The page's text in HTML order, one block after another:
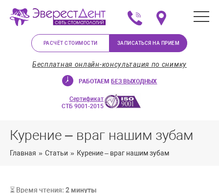
+375 (29) 623-72-37
Мы на карте в
РАСЧЁТ СТОИМОСТИ ЗАПИСАТЬСЯ НА ПРИЕМ
Бесплатная онлайн-консультация по снимку
Сертификат
СТБ 9001-2015
РАБОТАЕМБЕЗ ВЫХОДНЫХ
Курение – враг нашим зубам
Главная » Статьи » Курение – враг нашим зубам
⏳ Время чтения: 2 минуты